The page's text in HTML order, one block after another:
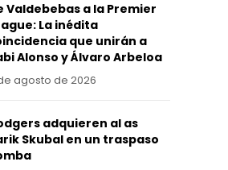
Valdebebas a la Premier
La inédita
que unirán a
Alonso y Álvaro Arbeloa
agosto de 2026
adquieren al as
Skubal en un traspaso